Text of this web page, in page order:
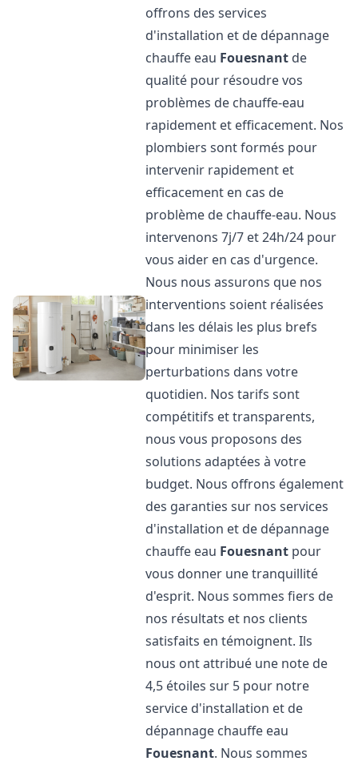
offrons des services
d'installation et de dépannage
chauffe eau Fouesnant de
qualité pour résoudre vos
problèmes de chauffe-eau
rapidement et efficacement. Nos
plombiers sont formés pour
intervenir rapidement et
efficacement en cas de
problème de chauffe-eau. Nous
intervenons 7j/7 et 24h/24 pour
vous aider en cas d'urgence.
Nous nous assurons que nos
interventions soient réalisées
dans les délais les plus brefs
pour minimiser les
perturbations dans votre
quotidien. Nos tarifs sont
compétitifs et transparents,
nous vous proposons des
solutions adaptées à votre
budget. Nous offrons également
des garanties sur nos services
d'installation et de dépannage
chauffe eau Fouesnant pour
vous donner une tranquillité
d'esprit. Nous sommes fiers de
nos résultats et nos clients
satisfaits en témoignent. Ils
nous ont attribué une note de
4,5 étoiles sur 5 pour notre
service d'installation et de
dépannage chauffe eau
Fouesnant. Nous sommes